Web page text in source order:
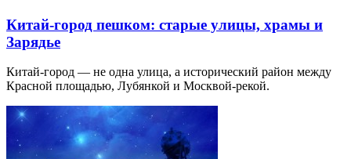
Китай-город пешком: старые улицы, храмы и
Зарядье
Китай-город — не одна улица, а исторический район между
Красной площадью, Лубянкой и Москвой-рекой.